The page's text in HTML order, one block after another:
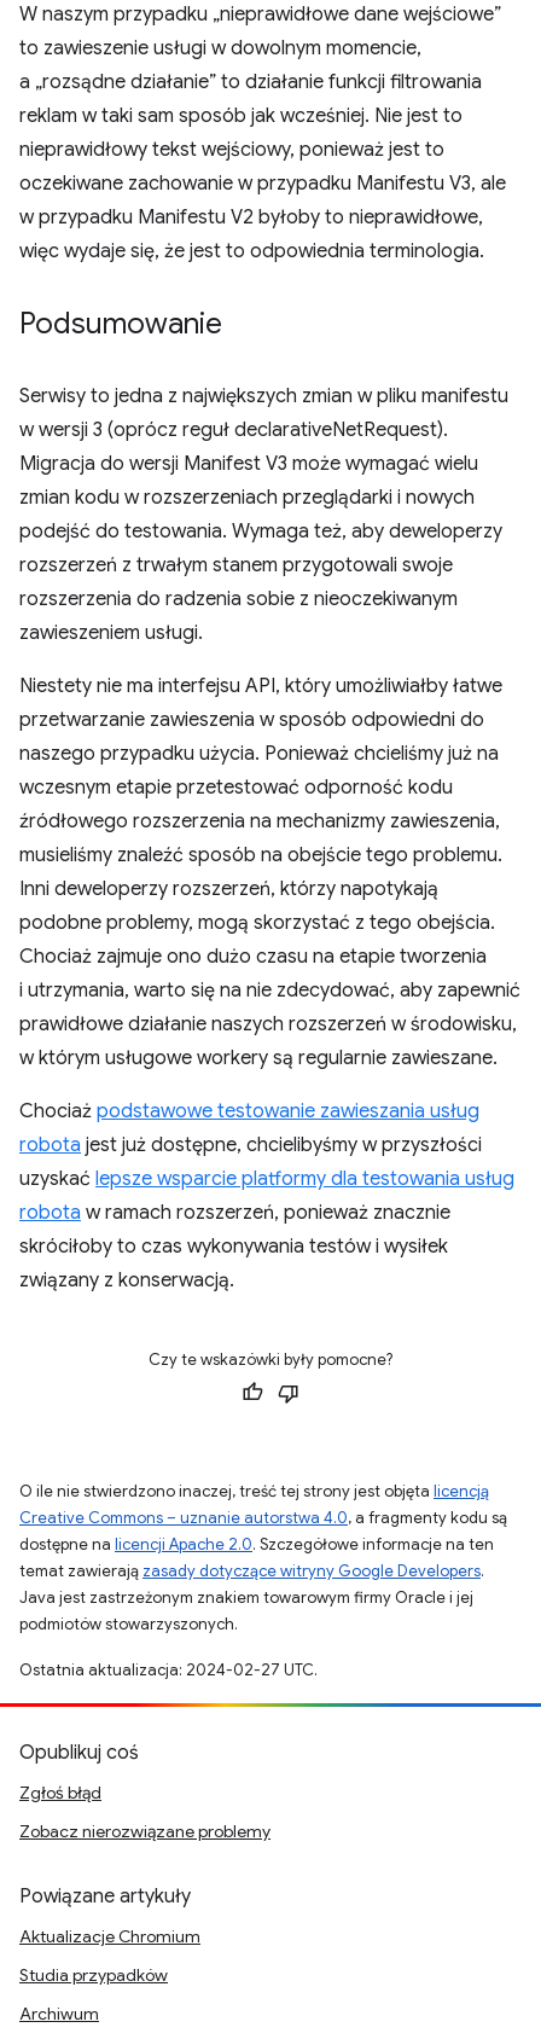
W naszym przypadku „nieprawidłowe dane wejściowe”
to zawieszenie usługi w dowolnym momencie,
a „rozsądne działanie” to działanie funkcji filtrowania
reklam w taki sam sposób jak wcześniej. Nie jest to
nieprawidłowy tekst wejściowy, ponieważ jest to
oczekiwane zachowanie w przypadku Manifestu V3, ale
w przypadku Manifestu V2 byłoby to nieprawidłowe,
więc wydaje się, że jest to odpowiednia terminologia.
Podsumowanie
Serwisy to jedna z największych zmian w pliku manifestu
w wersji 3 (oprócz reguł declarativeNetRequest).
Migracja do wersji Manifest V3 może wymagać wielu
zmian kodu w rozszerzeniach przeglądarki i nowych
podejść do testowania. Wymaga też, aby deweloperzy
rozszerzeń z trwałym stanem przygotowali swoje
rozszerzenia do radzenia sobie z nieoczekiwanym
zawieszeniem usługi.
Niestety nie ma interfejsu API, który umożliwiałby łatwe
przetwarzanie zawieszenia w sposób odpowiedni do
naszego przypadku użycia. Ponieważ chcieliśmy już na
wczesnym etapie przetestować odporność kodu
źródłowego rozszerzenia na mechanizmy zawieszenia,
musieliśmy znaleźć sposób na obejście tego problemu.
Inni deweloperzy rozszerzeń, którzy napotykają
podobne problemy, mogą skorzystać z tego obejścia.
Chociaż zajmuje ono dużo czasu na etapie tworzenia
i utrzymania, warto się na nie zdecydować, aby zapewnić
prawidłowe działanie naszych rozszerzeń w środowisku,
w którym usługowe workery są regularnie zawieszane.
Chociaż podstawowe testowanie zawieszania usług
robota jest już dostępne, chcielibyśmy w przyszłości
uzyskać lepsze wsparcie platformy dla testowania usług
robota w ramach rozszerzeń, ponieważ znacznie
skróciłoby to czas wykonywania testów i wysiłek
związany z konserwacją.
Czy te wskazówki były pomocne?
O ile nie stwierdzono inaczej, treść tej strony jest objęta licencją
Creative Commons – uznanie autorstwa 4.0, a fragmenty kodu są
dostępne na licencji Apache 2.0. Szczegółowe informacje na ten
temat zawierają zasady dotyczące witryny Google Developers.
Java jest zastrzeżonym znakiem towarowym firmy Oracle i jej
podmiotów stowarzyszonych.
Ostatnia aktualizacja: 2024-02-27 UTC.
Opublikuj coś
Zgłoś błąd
Zobacz nierozwiązane problemy
Powiązane artykuły
Aktualizacje Chromium
Studia przypadków
Archiwum